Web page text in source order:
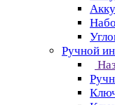
Ручной